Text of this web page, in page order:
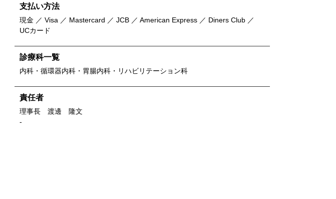
支払い方法
現金 ／ Visa ／ Mastercard ／ JCB ／ American Express ／ Diners Club ／
UCカード
診療科一覧
内科・循環器内科・胃腸内科・リハビリテーション科
責任者
理事長 渡邊 隆文
-